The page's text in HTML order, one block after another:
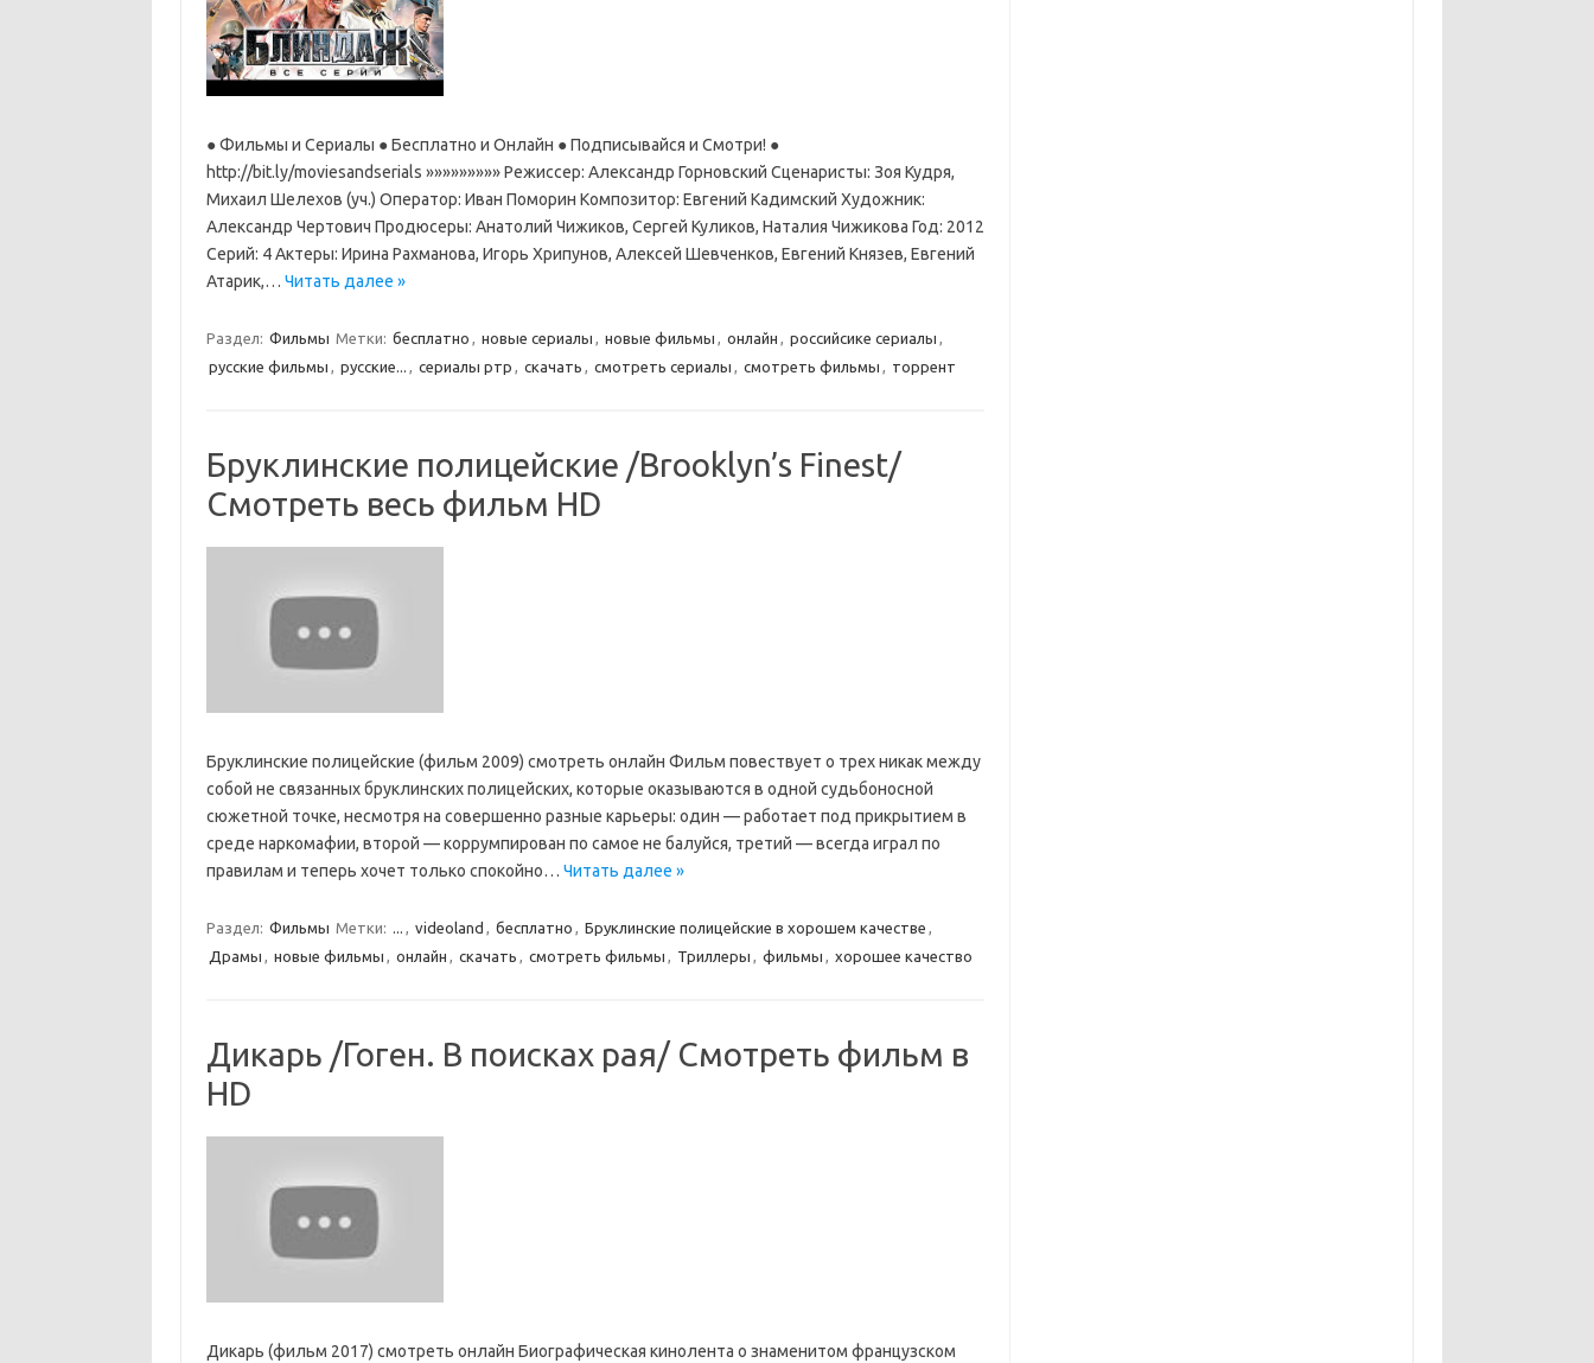
● Фильмы и Сериалы ● Бесплатно и Онлайн ● Подписывайся и Смотри! ●
http://bit.ly/moviesandserials »»»»»»»»» Режиссер: Александр Горновский Сценаристы: Зоя Кудря,
Михаил Шелехов (уч.) Оператор: Иван Поморин Композитор: Евгений Кадимский Художник:
Александр Чертович Продюсеры: Анатолий Чижиков, Сергей Куликов, Наталия Чижикова Год: 2012
Cерий: 4 Актеры: Ирина Рахманова, Игорь Хрипунов, Алексей Шевченков, Евгений Князев, Евгений
Атарик,… Читать далее »
Раздел: Фильмы Метки: бесплатно , новые сериалы , новые фильмы , онлайн , российсике сериалы ,
русские фильмы , русские... , сериалы ртр , скачать , смотреть сериалы , смотреть фильмы , торрент
Бруклинские полицейские /Brooklyn’s Finest/
Смотреть весь фильм HD
Бруклинские полицейские (фильм 2009) смотреть онлайн Фильм повествует о трех никак между
собой не связанных бруклинских полицейских, которые оказываются в одной судьбоносной
сюжетной точке, несмотря на совершенно разные карьеры: один — работает под прикрытием в
среде наркомафии, второй — коррумпирован по самое не балуйся, третий — всегда играл по
правилам и теперь хочет только спокойно… Читать далее »
Раздел: Фильмы Метки: ... , videoland , бесплатно , Бруклинские полицейские в хорошем качестве ,
Драмы , новые фильмы , онлайн , скачать , смотреть фильмы , Триллеры , фильмы , хорошее качество
Дикарь /Гоген. В поисках рая/ Смотреть фильм в
HD
Дикарь (фильм 2017) смотреть онлайн Биографическая кинолента о знаменитом французском